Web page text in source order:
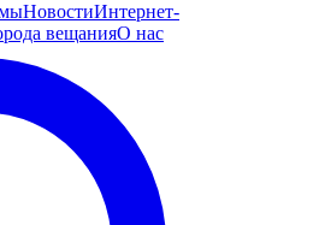
НовостиИнтернет-
вещанияО нас